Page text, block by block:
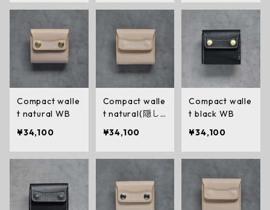
Compact walle
t natural WB
¥34,100
Compact walle
t natural(隠し
¥34,100
Compact walle
t black WB
¥34,100